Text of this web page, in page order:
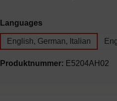
Languages
English, German, Italian
Produktnummer: E5204AH02